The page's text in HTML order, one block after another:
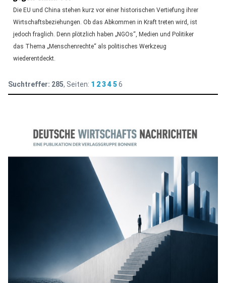
Die EU und China stehen kurz vor einer historischen Vertiefung ihrer
Wirtschaftsbeziehungen. Ob das Abkommen in Kraft treten wird, ist
jedoch fraglich. Denn plötzlich haben „NGOs“, Medien und Politiker
das Thema „Menschenrechte“ als politisches Werkzeug
wiederentdeckt.
Suchtreffer: 285, Seiten: 1 2 3 4 5 6